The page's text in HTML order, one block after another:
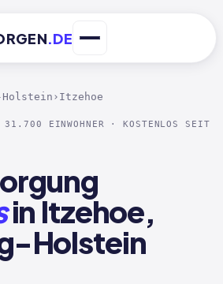
.DE
Holstein › Itzehoe
31.700 EINWOHNER · KOSTENLOS SEIT
in Itzehoe,
Holstein